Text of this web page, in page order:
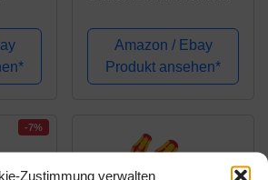
Zustimmung verwalten
100 + Spannungsprüfer
+ Rack, 7-teilig,
05006147001
Amazon / Ebay
Produkt ansehen*
-7%